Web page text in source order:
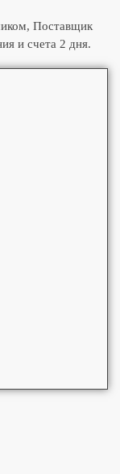
Поставщик
и счета 2 дня.